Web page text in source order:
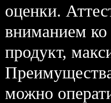
оценки.
вниманием ко
продукт,
можно